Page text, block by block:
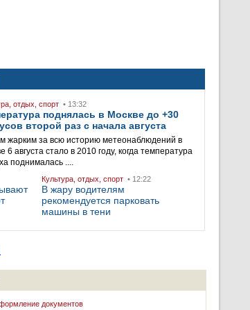
отдых, спорт • 13:32
поднялась в Москве до +30
второй раз с начала августа
жарким за всю историю метеонаблюдений в
6 августа стало в 2010 году, когда температура
поднималась ....
Культура, отдых, спорт • 12:22
В жару водителям
рекомендуется парковать
машины в тени
документов